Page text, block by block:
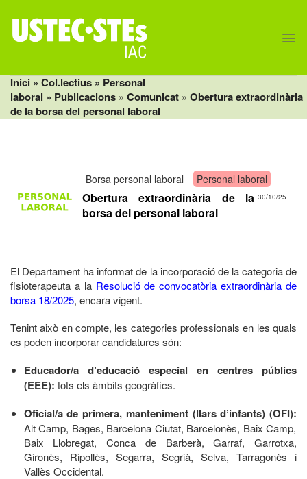
content
Inici » Col.lectius » Personal
laboral » Publicacions » Comunicat » Obertura extraordinària
de la borsa del personal laboral
Borsa personal laboral Personal laboral
30/10/25
Obertura extraordinària de la
borsa del personal laboral
El Departament ha informat de la incorporació de la categoria de
fisioterapeuta a la Resolució de convocatòria extraordinària de
borsa 18/2025, encara vigent.
Tenint això en compte, les categories professionals en les quals
es poden incorporar candidatures són:
Educador/a
d’educació especial en centres públics
(EEE): tots els àmbits geogràfics.
Oficial/a de primera, manteniment (llars d’infants) (OFI):
Alt Camp, Bages, Barcelona Ciutat, Barcelonès, Baix Camp,
Baix Llobregat, Conca de Barberà, Garraf, Garrotxa,
Gironès, Ripollès, Segarra, Segrià, Selva, Tarragonès i
Vallès Occidental.